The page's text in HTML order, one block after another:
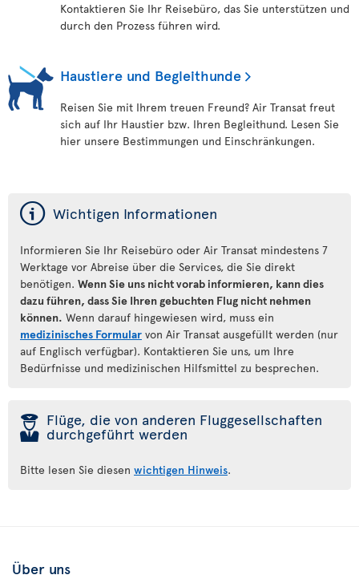
Kontaktieren Sie Ihr Reisebüro, das Sie unterstützen und
durch den Prozess führen wird.
Haustiere und Begleithunde
Reisen Sie mit Ihrem treuen Freund? Air Transat freut
sich auf Ihr Haustier bzw. Ihren Begleithund. Lesen Sie
hier unsere Bestimmungen und Einschränkungen.
ý Wichtigen Informationen
Informieren Sie Ihr Reisebüro oder Air Transat mindestens 7
Werktage vor Abreise über die Services, die Sie direkt
benötigen. Wenn Sie uns nicht vorab informieren, kann dies
dazu führen, dass Sie Ihren gebuchten Flug nicht nehmen
können. Wenn darauf hingewiesen wird, muss ein
medizinisches Formular von Air Transat ausgefüllt werden (nur
auf Englisch verfügbar). Kontaktieren Sie uns, um Ihre
Bedürfnisse und medizinischen Hilfsmittel zu besprechen.
þ Flüge, die von anderen Fluggesellschaften
durchgeführt werden
Bitte lesen Sie diesen wichtigen Hinweis.
Über uns